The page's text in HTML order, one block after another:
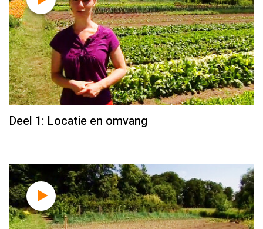
Deel 1: Locatie en omvang